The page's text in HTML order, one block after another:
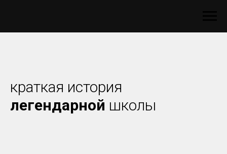
краткая история
легендарной школы